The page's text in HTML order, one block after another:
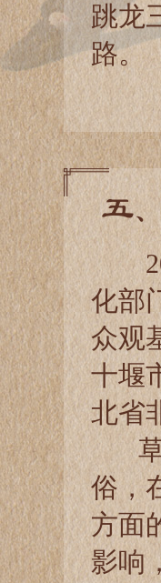
跳龙
路。
五
化部
众观
十堰
北省
草
俗，
方面
影响